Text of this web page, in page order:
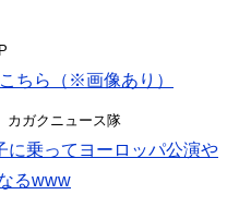
ちら（※画像あり）
カガクニュース隊
に乗ってヨーロッパ公演や
るwww